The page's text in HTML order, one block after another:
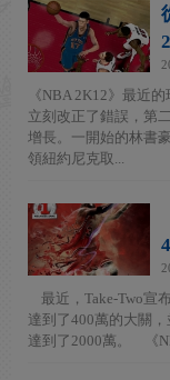
《NBA 2K12》最近
立刻改正了錯誤，第
增長。一開始的林書
領紐約尼克取...
最近，Take-Two宣
達到了400萬的大關
達到了2000萬。 《